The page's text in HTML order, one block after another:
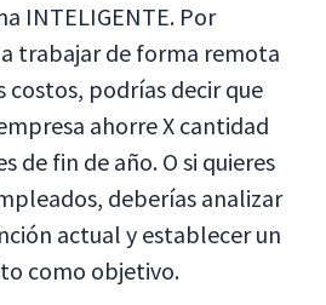
INTELIGENTE. Por
trabajar de forma remota
costos, podrías decir que
ahorre X cantidad
de fin de año. O si quieres
deberías analizar
actual y establecer un
como objetivo.